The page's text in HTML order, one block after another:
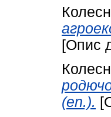
[Опис
(en.).